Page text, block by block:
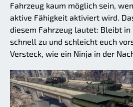
Fahrzeug kaum möglich sein,
aktive Fähigkeit aktiviert wird.
diesem Fahrzeug lautet: Bleibt in
schnell zu und schleicht euch
Versteck, wie ein Ninja in der